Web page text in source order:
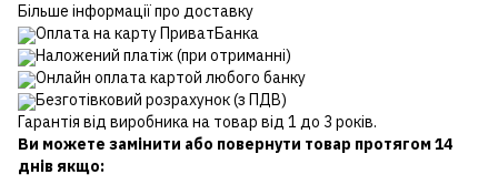
Більше інформації про доставку
Оплата на карту ПриватБанка
Наложений платіж (при отриманні)
Онлайн оплата картой любого банку
Безготівковий розрахунок (з ПДВ)
Гарантія від виробника на товар від 1 до 3 років.
Ви можете замінити або повернути товар протягом 14
днів якщо: